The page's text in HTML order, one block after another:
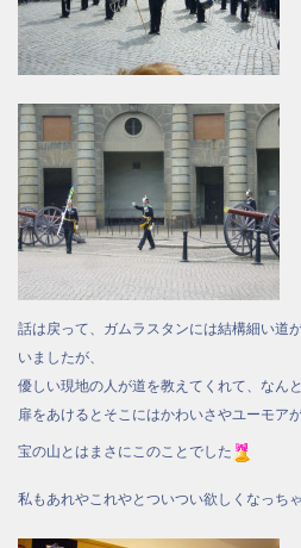
話は戻って、ガムラスタンには結構細い道
いましたが、
優しい現地の人が道を教えてくれて、なん
扉をあけるとそこにはかわいさやユーモア
宝の山とはまさにこのことでした
私もあれやこれやとついつい欲しくなっち